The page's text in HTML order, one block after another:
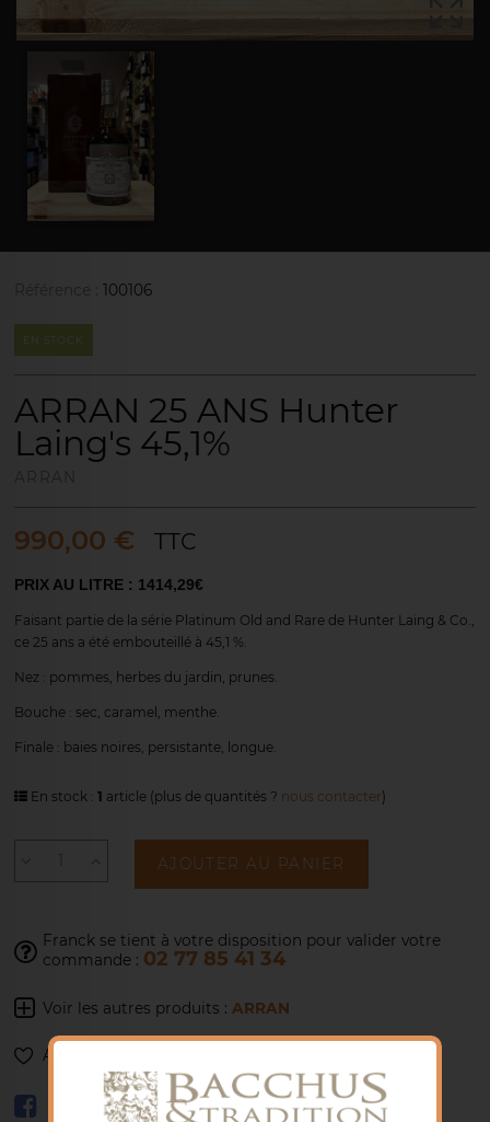
100106
EN STOCK
ARRAN 25 ANS Hunter
Laing's 45,1%
990,00 € TTC
PRIX AU LITRE : 1414,29€
Faisant partie de la série Platinum Old and Rare de Hunter Laing & Co.,
ce 25 ans a été embouteillé à 45,1 %.
Nez : pommes, herbes du jardin, prunes.
Bouche : sec, caramel, menthe.
Finale : baies noires, persistante, longue.
En stock : 1 article(plus de quantités ? nous contacter)
AJOUTER AU PANIER
Franck se tient à votre disposition pour valider votre
commande : 02 77 85 41 34
Voir les autres produits : ARRAN
Ajouter à ma liste de souhaits